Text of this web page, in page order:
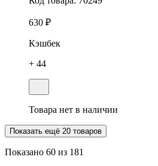
630 ₽
Кэшбек
+ 44
Товара нет в наличии
Показать ещё 20 товаров
Показано 60 из 181